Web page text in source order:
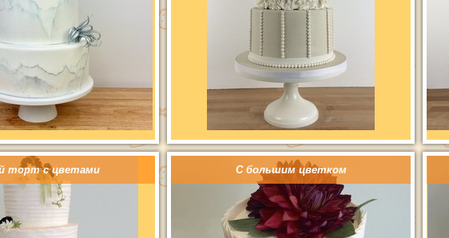
торт с цветами С большим цветком